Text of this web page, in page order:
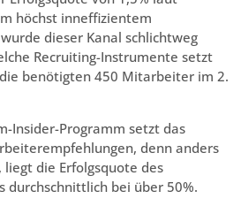
höchst inneffizientem
dieser Kanal schlichtweg
Recruiting-Instrumente setzt
benötigten 450 Mitarbeiter im 2.
Insider-Programm setzt das
denn anders
die Erfolgsquote des
durchschnittlich bei über 50%.